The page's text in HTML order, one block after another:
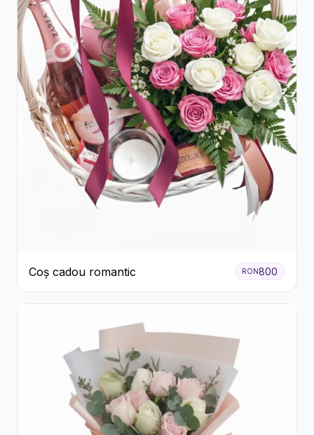
Coș cadou romantic RON800